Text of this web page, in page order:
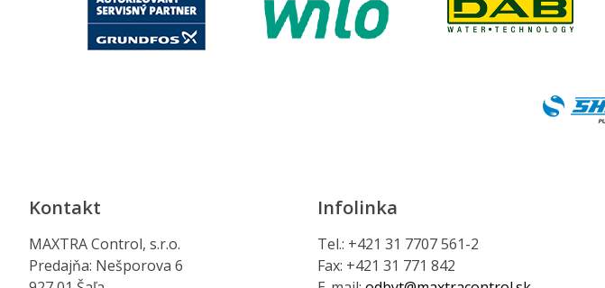
Kontakt
MAXTRA Control, s.r.o.
Predajňa: Nešporova 6
Infolinka
Tel.: +421 31 7707 561-2
Fax: +421 31 771 842